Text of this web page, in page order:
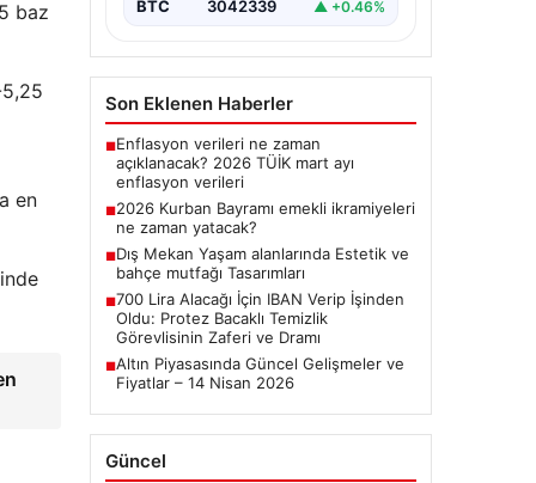
baz
en
BTC 3042339 ▲ +0.46%
Son Eklenen Haberler
■Enflasyon verileri ne zaman
açıklanacak? 2026 TÜİK mart ayı
enflasyon verileri
■2026 Kurban Bayramı emekli ikramiyeleri
ne zaman yatacak?
■Dış Mekan Yaşam alanlarında Estetik ve
bahçe mutfağı Tasarımları
■700 Lira Alacağı İçin IBAN Verip İşinden
Oldu: Protez Bacaklı Temizlik
Görevlisinin Zaferi ve Dramı
■Altın Piyasasında Güncel Gelişmeler ve
Fiyatlar – 14 Nisan 2026
Güncel